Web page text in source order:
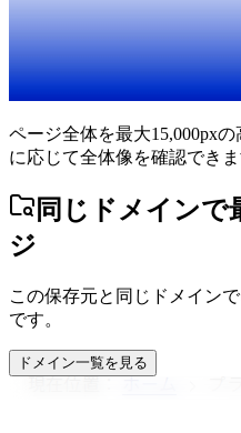
ページ全体を最大15,000px
に応じて全体像を確認できま
同じドメインで
ジ
この保存元と同じドメイン
です。
ドメイン一覧を見る